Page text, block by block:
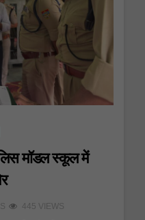
मॉडल स्कूल में
445 VIEWS